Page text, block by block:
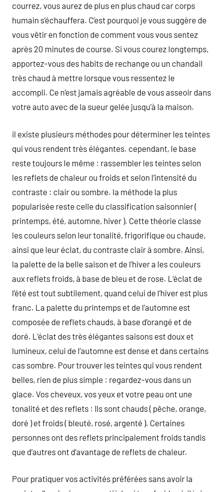
courrez, vous aurez de plus en plus chaud car corps
humain s’échauffera. C’est pourquoi je vous suggère de
vous vêtir en fonction de comment vous vous sentez
après 20 minutes de course. Si vous courez longtemps,
apportez-vous des habits de rechange ou un chandail
très chaud à mettre lorsque vous ressentez le
accompli. Ce n’est jamais agréable de vous asseoir dans
votre auto avec de la sueur gelée jusqu’à la maison.
il existe plusieurs méthodes pour déterminer les teintes
qui vous rendent très élégantes. cependant, le base
reste toujours le même : rassembler les teintes selon
les reflets de chaleur ou froids et selon l’intensité du
contraste : clair ou sombre. la méthode la plus
popularisée reste celle du classification saisonnier (
printemps, été, automne, hiver ). Cette théorie classe
les couleurs selon leur tonalité, frigorifique ou chaude,
ainsi que leur éclat, du contraste clair à sombre. Ainsi,
la palette de la belle saison et de l’hiver a les couleurs
aux reflets froids, à base de bleu et de rose. L’éclat de
l’été est tout subtilement, quand celui de l’hiver est plus
franc. La palette du printemps et de l’automne est
composée de reflets chauds, à base d’orangé et de
doré. L’éclat des très élégantes saisons est doux et
lumineux, celui de l’automne est dense et dans certains
cas sombre. Pour trouver les teintes qui vous rendent
belles, rien de plus simple : regardez-vous dans un
glace. Vos cheveux, vos yeux et votre peau ont une
tonalité et des reflets : Ils sont chauds ( pêche, orange,
doré ) et froids ( bleuté, rosé, argenté ). Certaines
personnes ont des reflets principalement froids tandis
que d’autres ont d’avantage de reflets de chaleur.
Pour pratiquer vos activités préférées sans avoir la